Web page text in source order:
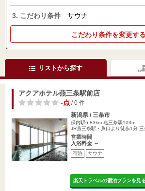
3. こだわり条件 サウナ
こだわり条件を変更する
リストから探す
アクアホテル燕三条駅前店
-点/ 0 件
新潟県 / 三条市
保内駅6.83km 燕三条駅103m
JR燕三条駅・燕口より徒歩1分
営業時間
入浴料金 ～
宿泊 サウナ
楽天トラベルの宿泊プランを見る